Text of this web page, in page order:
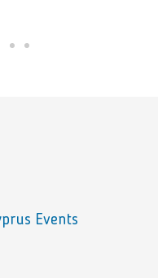
Events